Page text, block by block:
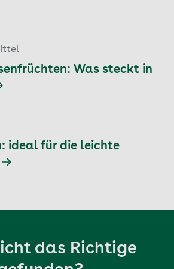
Was steckt in
ideal für die leichte
das Richtige